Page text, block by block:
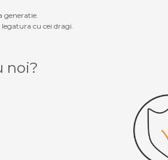
generatie.
cu cei dragi.
noi?